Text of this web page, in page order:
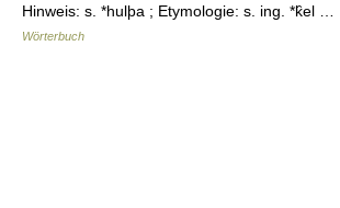
Hinweis: s. *hulþa ; Etymologie: s. ing. *k̑el …
Wörterbuch